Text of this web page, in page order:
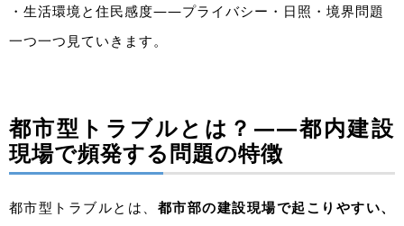
・生活環境と住民感度――プライバシー・日照・境界問題
一つ一つ見ていきます。
都市型トラブルとは？――都内建設
現場で頻発する問題の特徴
都市型トラブルとは、 都市部の建設現場で起こりやすい、